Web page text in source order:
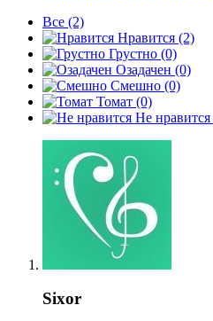
Все (2)
Нравится (2)
Грустно (0)
Озадачен (0)
Смешно (0)
Томат (0)
Не нравится
Sixor